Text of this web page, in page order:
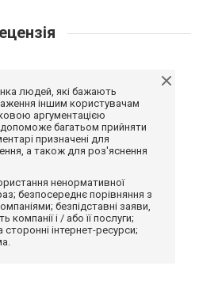
людей, які бажають
іншим користувачам
аргументацією
багатьом прийняти
призначені для
а також для роз'яснення
ненормативної
безпосереднє порівняння з
безпідставні заяви,
і / або її послуги;
інтернет-ресурси;